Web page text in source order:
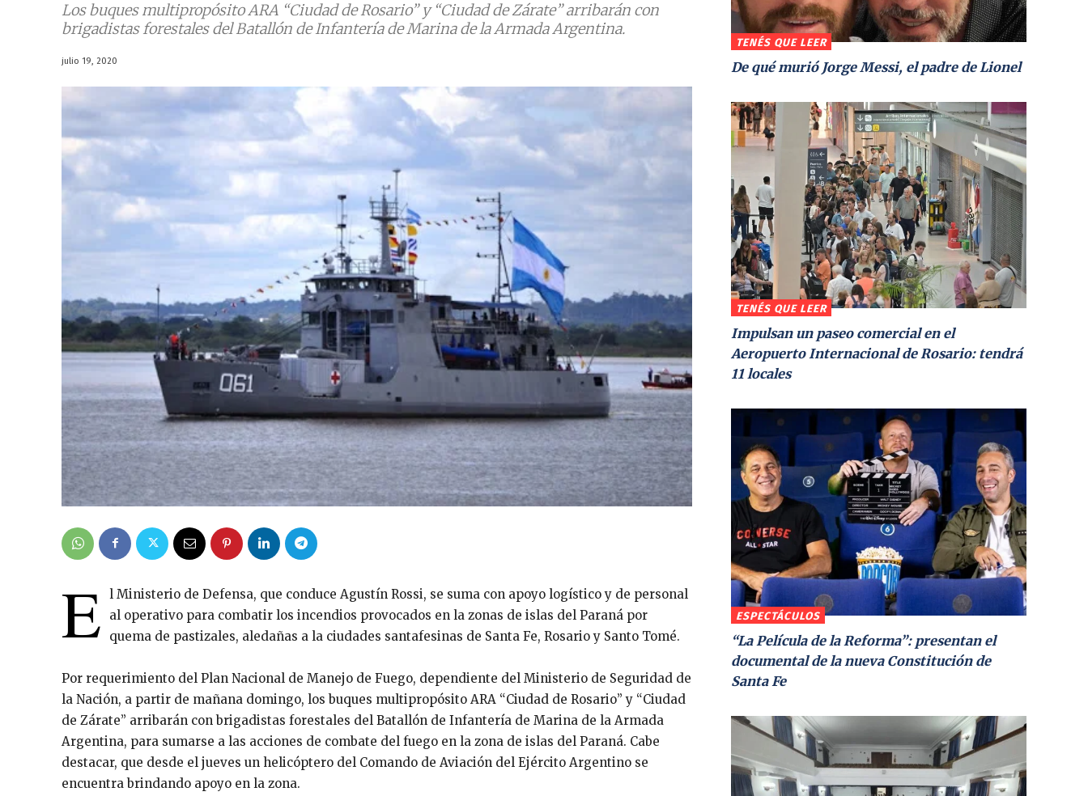
Los buques multipropósito ARA “Ciudad de Rosario” y “Ciudad de Zárate” arribarán con
brigadistas forestales del Batallón de Infantería de Marina de la Armada Argentina.
julio 19, 2020
E l Ministerio de Defensa, que conduce Agustín Rossi, se suma con apoyo logístico y de personal
al operativo para combatir los incendios provocados en la zonas de islas del Paraná por
quema de pastizales, aledañas a la ciudades santafesinas de Santa Fe, Rosario y Santo Tomé.
Por requerimiento del Plan Nacional de Manejo de Fuego, dependiente del Ministerio de Seguridad de
la Nación, a partir de mañana domingo, los buques multipropósito ARA “Ciudad de Rosario” y “Ciudad
de Zárate” arribarán con brigadistas forestales del Batallón de Infantería de Marina de la Armada
Argentina, para sumarse a las acciones de combate del fuego en la zona de islas del Paraná. Cabe
destacar, que desde el jueves un helicóptero del Comando de Aviación del Ejército Argentino se
encuentra brindando apoyo en la zona.
TENÉS QUE LEER
De qué murió Jorge Messi, el padre de Lionel
TENÉS QUE LEER
Impulsan un paseo comercial en el
Aeropuerto Internacional de Rosario: tendrá
11 locales
ESPECTÁCULOS
“La Película de la Reforma”: presentan el
documental de la nueva Constitución de
Santa Fe